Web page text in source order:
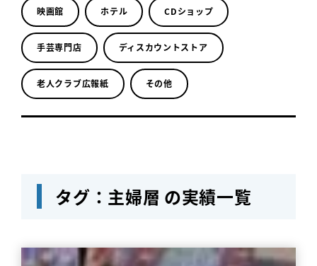
映画館 ホテル CDショップ
手芸専門店 ディスカウントストア
老人クラブ広報紙 その他
タグ：主婦層 の実績一覧